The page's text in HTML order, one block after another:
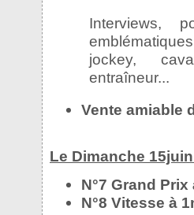
Interviews,
jockey,
entraîneur...
Vente amiable
Le Dimanche
N°7 Grand
N°8 Vitesse à